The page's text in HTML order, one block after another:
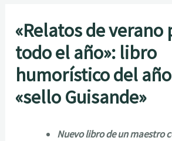
«Relatos de verano
todo el año»: libro
humorístico del
«sello Guisande»
Nuevo libro de un maestro